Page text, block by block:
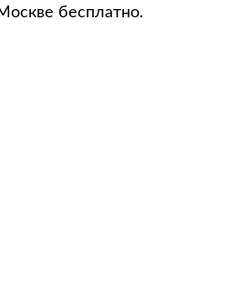
бесплатно.